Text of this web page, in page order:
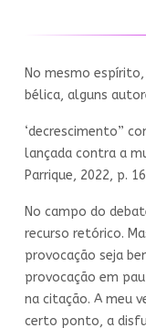
No mesmo
bélica, alguns
‘decrescimento”
lançada contra a
Parrique, 2022, p.
No campo do
recurso retórico.
provocação seja
provocação em
na citação. A meu
certo ponto, a